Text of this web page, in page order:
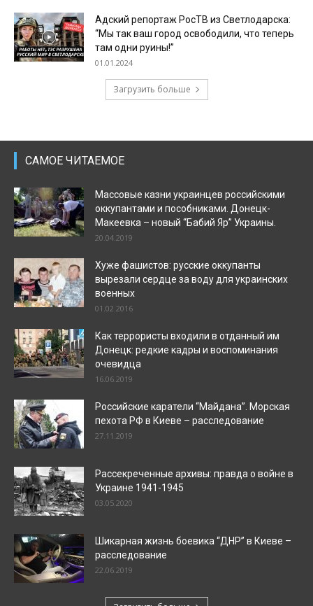
Адский репортаж РосТВ из Светлодарска:
“Мы так ваш город освободили, что теперь
там одни руины!”
01.01.2024
Загрузить больше
САМОЕ ЧИТАЕМОЕ
Массовые казни украинцев российскими
оккупантами и пособниками. Донецк-
Макеевка – новый “Бабий Яр” Украины.
20.04.2019
Хуже фашистов: русские оккупанты
вырезали сердце за воду для украинских
военных
01.02.2016
Как террористы входили в отданный им
Донецк: редкие кадры и воспоминания
очевидца
16.06.2019
Российские каратели “Майдана”. Морская
пехота РФ в Киеве – расследование
27.11.2019
Рассекреченные архивы: правда о войне в
Украине 1941-1945
03.05.2020
Шикарная жизнь боевика “ДНР” в Киеве –
расследование
22.06.2019